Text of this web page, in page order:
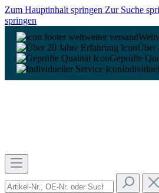
Zum Hauptinhalt springen Zur Suche
springen
Über
Geprüfte